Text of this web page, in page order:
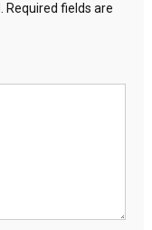
Required fields are